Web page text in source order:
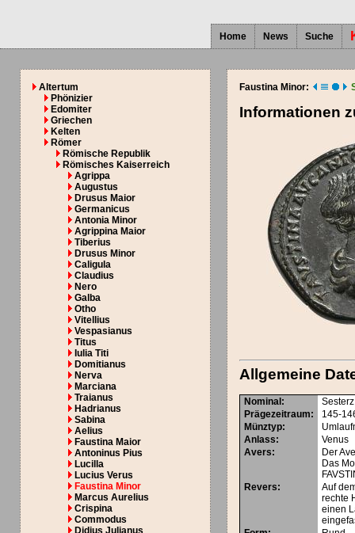
Home News Suche
Altertum
Phönizier
Edomiter
Griechen
Kelten
Römer
Römische Republik
Römisches Kaiserreich
Agrippa
Augustus
Drusus Maior
Germanicus
Antonia Minor
Agrippina Maior
Tiberius
Drusus Minor
Caligula
Claudius
Nero
Galba
Otho
Vitellius
Vespasianus
Titus
Iulia Titi
Domitianus
Nerva
Marciana
Traianus
Hadrianus
Sabina
Aelius
Faustina Maior
Antoninus Pius
Lucilla
Lucius Verus
Faustina Minor
Marcus Aurelius
Crispina
Commodus
Faustina Minor:
Informationen
Allgemeine
Nominal :
Sesterz
Prägezeitraum:
145-
Münztyp:
Anlass:
Venus
Avers:
Der
Das
Revers:
Auf
rechte
einen